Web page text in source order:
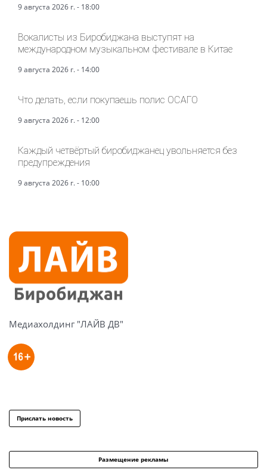
9 августа 2026 г. - 18:00
Вокалисты из Биробиджана выступят на
международном музыкальном фестивале в Китае
9 августа 2026 г. - 14:00
Что делать, если покупаешь полис ОСАГО
9 августа 2026 г. - 12:00
Каждый четвёртый биробиджанец увольняется без
предупреждения
9 августа 2026 г. - 10:00
Медиахолдинг "ЛАЙВ ДВ"
Прислать новость
Размещение рекламы